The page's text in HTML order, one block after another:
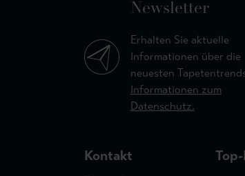
Newsletter
Erhalten Sie aktuelle
Informationen über die
neuesten
Informationen zum
Datenschutz.
Kontakt